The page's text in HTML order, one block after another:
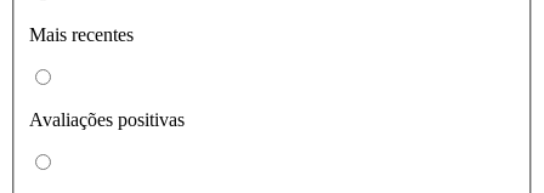
Mais recentes
Avaliações positivas